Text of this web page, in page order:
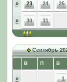
» 23 24 25
» 30 31
Сентябрь
В П В
» 1